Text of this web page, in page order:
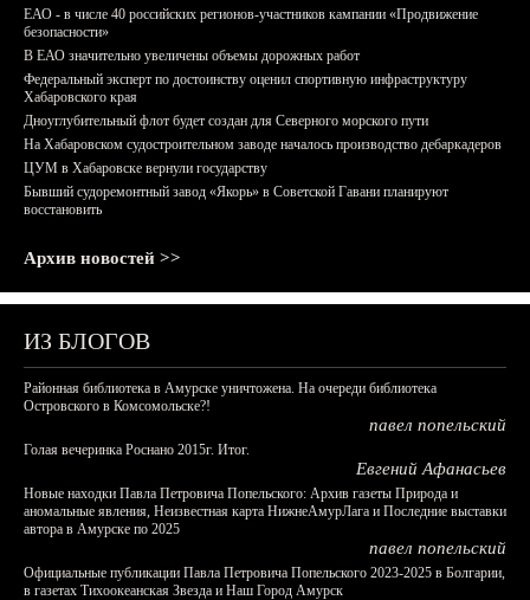
ЕАО - в числе 40 российских регионов-участников кампании «Продвижение
безопасности»
В ЕАО значительно увеличены объемы дорожных работ
Федеральный эксперт по достоинству оценил спортивную инфраструктуру
Хабаровского края
Дноуглубительный флот будет создан для Северного морского пути
На Хабаровском судостроительном заводе началось производство дебаркадеров
ЦУМ в Хабаровске вернули государству
Бывший судоремонтный завод «Якорь» в Советской Гавани планируют
восстановить
Архив новостей >>
ИЗ БЛОГОВ
Районная библиотека в Амурске уничтожена. На очереди библиотека
Островского в Комсомольске?!
павел попельский
Голая вечеринка Роснано 2015г. Итог.
Евгений Афанасьев
Новые находки Павла Петровича Попельского: Архив газеты Природа и
аномальные явления, Неизвестная карта НижнеАмурЛага и Последние выставки
автора в Амурске по 2025
павел попельский
Официальные публикации Павла Петровича Попельского 2023-2025 в Болгарии,
в газетах Тихоокеанская Звезда и Наш Город Амурск